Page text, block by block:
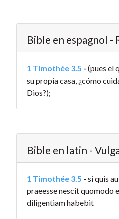
Bible en espagnol -
1 Timothée 3.5 - (pues el
su propia casa, ¿cómo
Dios?);
Bible en latin -
1 Timothée 3.5 - si quis
praeesse nescit quomodo
diligentiam habebit